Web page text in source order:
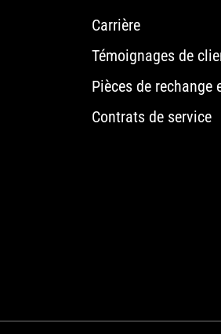
Carrière
Témoignages de
Pièces de rechange
Contrats de service